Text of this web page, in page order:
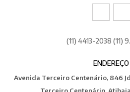
(11) 4413-2038 (11)
ENDEREÇO
Avenida Terceiro Centenário, 846